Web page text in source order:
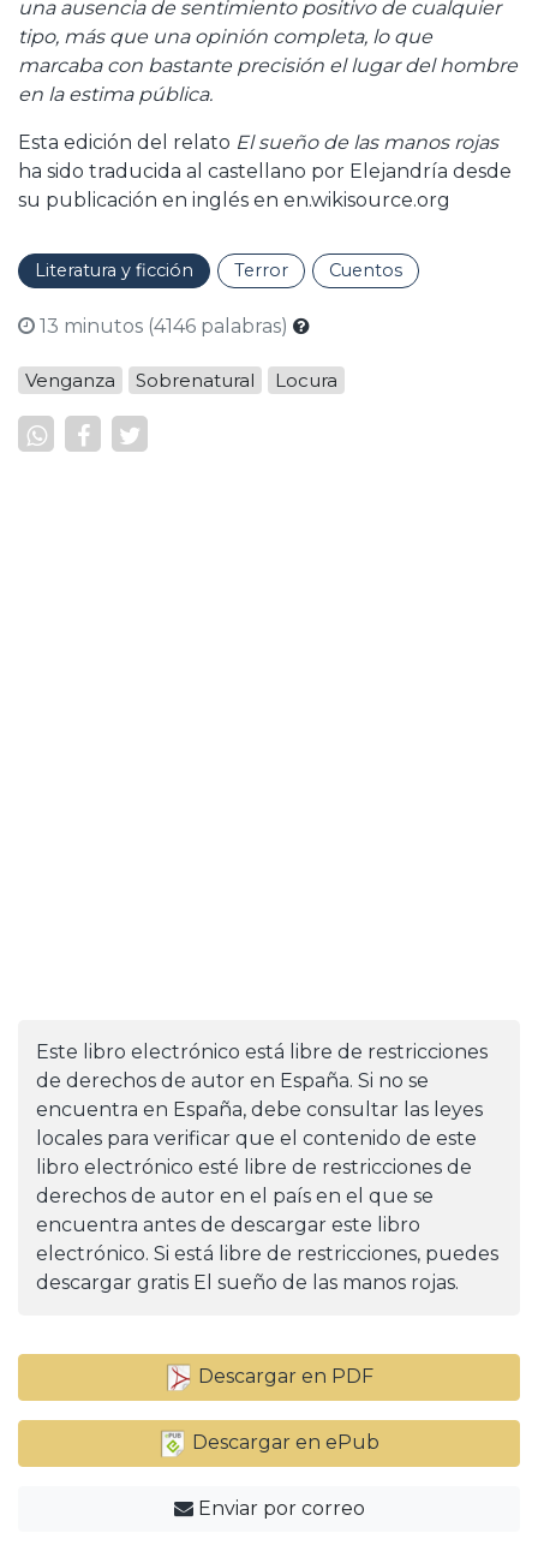
una ausencia de sentimiento positivo de cualquier
tipo, más que una opinión completa, lo que
marcaba con bastante precisión el lugar del hombre
en la estima pública.
Esta edición del relato El sueño de las manos rojas
ha sido traducida al castellano por Elejandría desde
su publicación en inglés en en.wikisource.org
Literatura y ficción Terror Cuentos
13 minutos (4146 palabras)
Venganza Sobrenatural Locura
Este libro electrónico está libre de restricciones
de derechos de autor en España. Si no se
encuentra en España, debe consultar las leyes
locales para verificar que el contenido de este
libro electrónico esté libre de restricciones de
derechos de autor en el país en el que se
encuentra antes de descargar este libro
electrónico. Si está libre de restricciones, puedes
descargar gratis El sueño de las manos rojas.
Descargar en PDF
Descargar en ePub
Enviar por correo